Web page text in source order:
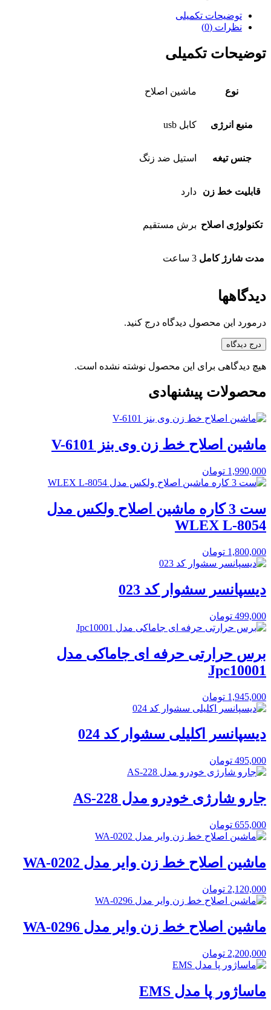
توضیحات تکمیلی
نظرات (0)
توضیحات تکمیلی
نوع ماشین اصلاح
منبع انرژی کابل usb
جنس تیغه استیل ضد زنگ
قابلیت خط زن دارد
تکنولوژی اصلاح برش مستقیم
مدت شارژ کامل 3 ساعت
دیدگاهها
درمورد این محصول دیدگاه درج کنید.
درج دیدگاه
هیچ دیدگاهی برای این محصول نوشته نشده است.
محصولات پیشنهادی
ماشین اصلاح خط زن وی بنز V-6101
1,990,000 تومان
ست 3 کاره ماشین اصلاح ولکس مدل
WLEX L-8054
1,800,000 تومان
دیسپانسر سشوار کد 023
499,000 تومان
برس حرارتی حرفه ای جاماکی مدل
Jpc10001
1,945,000 تومان
دیسپانسر اکلیلی سشوار کد 024
495,000 تومان
جارو شارژی خودرو مدل AS-228
655,000 تومان
ماشین اصلاح خط زن وایر مدل WA-0202
2,120,000 تومان
ماشین اصلاح خط زن وایر مدل WA-0296
2,200,000 تومان
ماساژور پا مدل EMS